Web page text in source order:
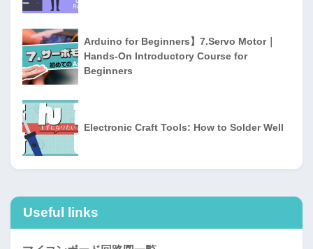
Arduino for Beginners】7.Servo Motor｜
Hands-On Introductory Course for
Beginners
Electronic Craft Tools: How to Solder Well
Useful links